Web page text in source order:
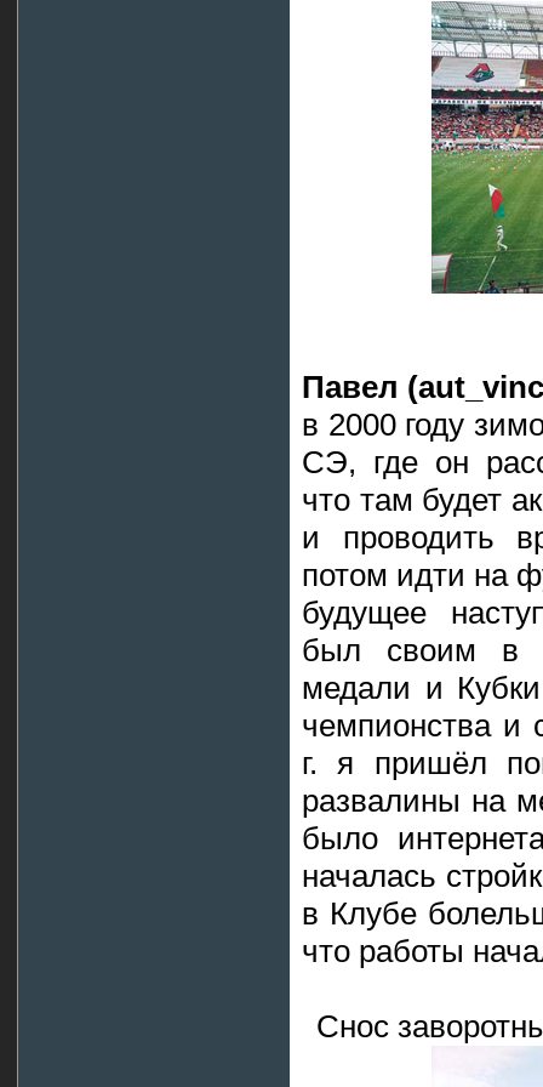
Павел
в 2000 году
СЭ, где он
что там будет
и проводить
потом идти на
будущее
был своим в
медали и
чемпионства и
г. я пришёл
развалины на
было
началась
в Клубе
что работы
Снос